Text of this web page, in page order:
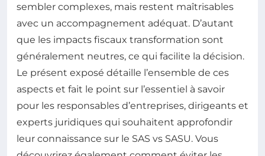
sembler complexes, mais restent maîtrisables
avec un accompagnement adéquat. D’autant
que les impacts fiscaux transformation sont
généralement neutres, ce qui facilite la décision.
Le présent exposé détaille l’ensemble de ces
aspects et fait le point sur l’essentiel à savoir
pour les responsables d’entreprises, dirigeants et
experts juridiques qui souhaitent approfondir
leur connaissance sur le SAS vs SASU. Vous